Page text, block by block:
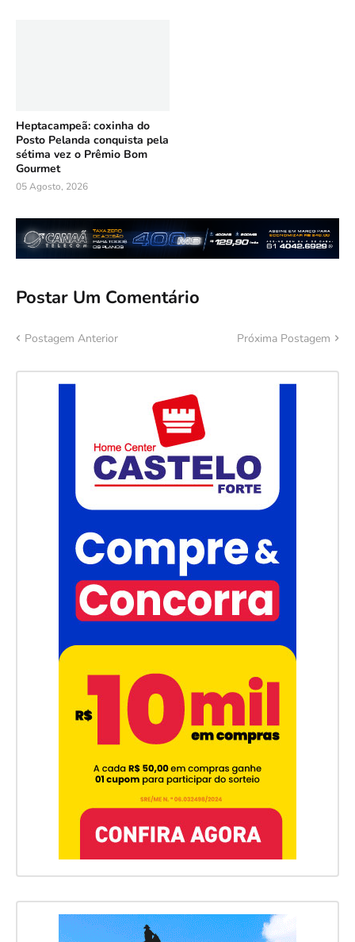
Heptacampeã: coxinha do
Posto Pelanda conquista pela
sétima vez o Prêmio Bom
Gourmet
05 Agosto, 2026
Postar Um Comentário
Postagem Anterior Próxima Postagem